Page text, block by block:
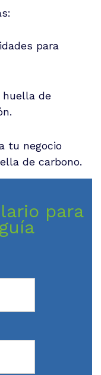
para
huella de
tu negocio
de carbono.
para